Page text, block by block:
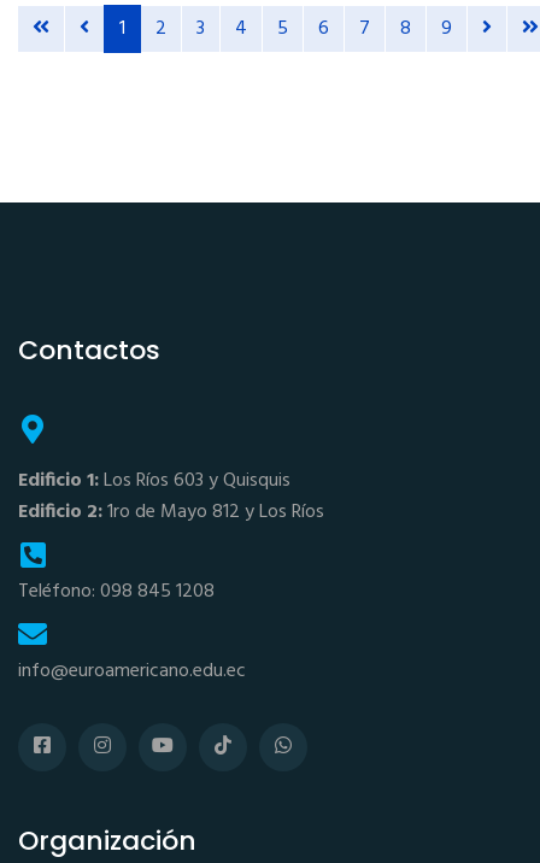
1 2 3 4 5 6 7 8 9
Contactos
Edificio 1:Los Ríos 603 y Quisquis
Edificio 2:1ro de Mayo 812 y Los Ríos
Teléfono: 098 845 1208
info@euroamericano.edu.ec
Organización